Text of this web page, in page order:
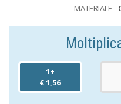
MATERIALE
1+
€ 1,56